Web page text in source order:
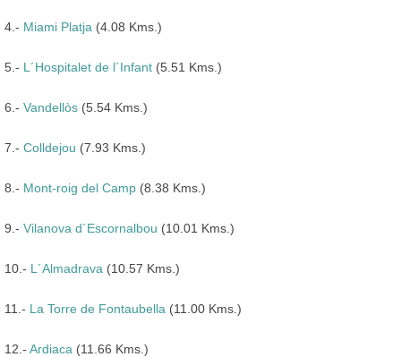
4.- Miami Platja (4.08 Kms.)
5.- L´Hospitalet de l´Infant (5.51 Kms.)
6.- Vandellòs (5.54 Kms.)
7.- Colldejou (7.93 Kms.)
8.- Mont-roig del Camp (8.38 Kms.)
9.- Vilanova d´Escornalbou (10.01 Kms.)
10.- L´Almadrava (10.57 Kms.)
11.- La Torre de Fontaubella (11.00 Kms.)
12.- Ardiaca (11.66 Kms.)